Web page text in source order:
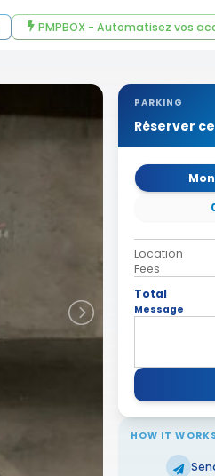
PMPBOX - Automatisez vos
PARKING
Réserver
Location
Fees
Total
Message
HOW IT